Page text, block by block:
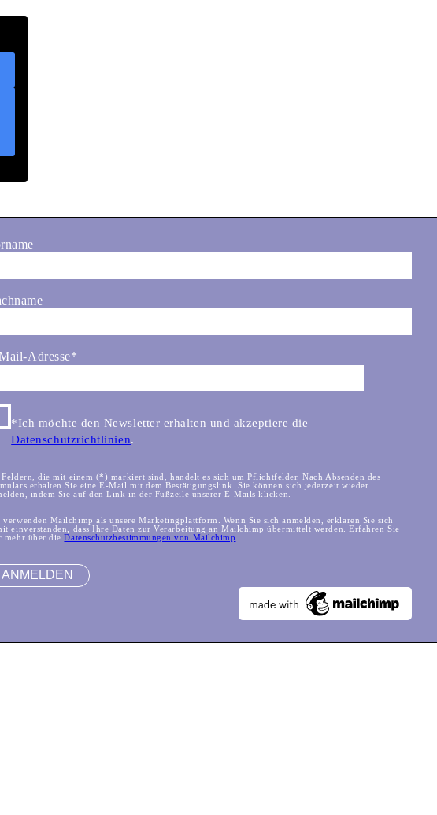
Adresse*
*Ich möchte den Newsletter erhalten und akzeptiere die
Datenschutzrichtlinien.
Feldern, die mit einem (*) markiert sind, handelt es sich um Pflichtfelder. Nach Absenden des
erhalten Sie eine E-Mail mit dem Bestätigungslink. Sie können sich jederzeit wieder
indem Sie auf den Link in der Fußzeile unserer E-Mails klicken.
verwenden Mailchimp als unsere Marketingplattform. Wenn Sie sich anmelden, erklären Sie sich
einverstanden, dass Ihre Daten zur Verarbeitung an Mailchimp übermittelt werden. Erfahren Sie
mehr über dieDatenschutzbestimmungen von Mailchimp.